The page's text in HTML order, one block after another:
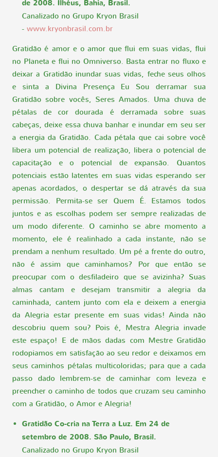
de 2008. Ilhéus, Bahia, Brasil.
Canalizado no Grupo Kryon Brasil
- www.kryonbrasil.com.br
Gratidão é amor e o amor que flui em suas vidas, flui
no Planeta e flui no Omniverso. Basta entrar no fluxo e
deixar a Gratidão inundar suas vidas, feche seus olhos
e sinta a Divina Presença Eu Sou derramar sua
Gratidão sobre vocês, Seres Amados. Uma chuva de
pétalas de cor dourada é derramada sobre suas
cabeças, deixe essa chuva banhar e inundar em seu ser
a energia da Gratidão. Cada pétala que cai sobre você
libera um potencial de realização, libera o potencial de
capacitação e o potencial de expansão. Quantos
potenciais estão latentes em suas vidas esperando ser
apenas acordados, o despertar se dá através da sua
permissão. Permita-se ser Quem É. Estamos todos
juntos e as escolhas podem ser sempre realizadas de
um modo diferente. O caminho se abre momento a
momento, ele é realinhado a cada instante, não se
prendam a nenhum resultado. Um pé a frente do outro,
não é assim que caminhamos? Por que então se
preocupar com o desfiladeiro que se avizinha? Suas
almas cantam e desejam transmitir a alegria da
caminhada, cantem junto com ela e deixem a energia
da Alegria estar presente em suas vidas! Ainda não
descobriu quem sou? Pois é, Mestra Alegria invade
este espaço! E de mãos dadas com Mestre Gratidão
rodopiamos em satisfação ao seu redor e deixamos em
seus caminhos pétalas multicoloridas; para que a cada
passo dado lembrem-se de caminhar com leveza e
preencher o caminho de todos que cruzam seu caminho
com a Gratidão, o Amor e Alegria!
Gratidão Co-cria na Terra a Luz. Em 24 de
setembro de 2008. São Paulo, Brasil.
Canalizado no Grupo Kryon Brasil